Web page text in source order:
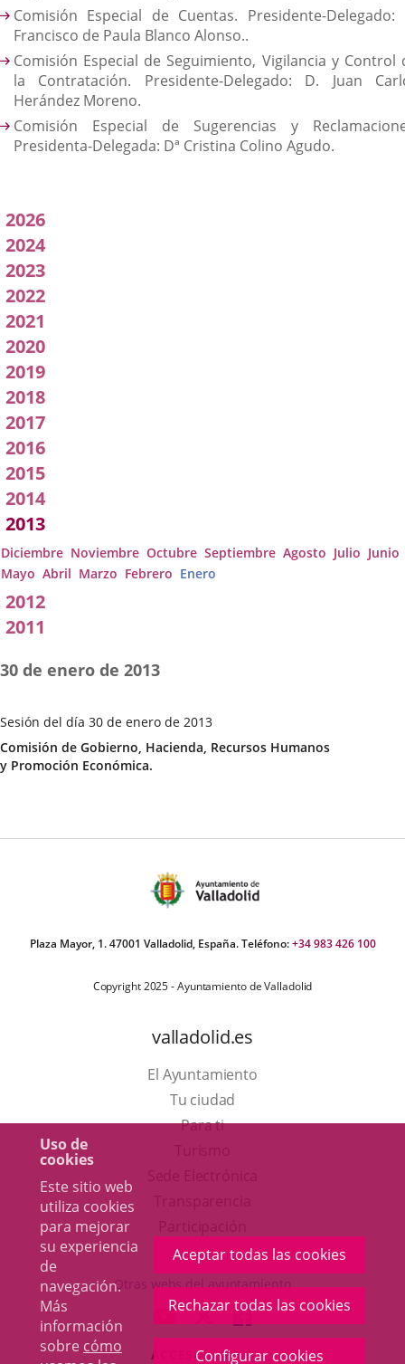
Uso de
cookies
Este sitio web
utiliza cookies
para mejorar
su experiencia
de
navegación.
Más
información
sobre cómo
Aceptar todas las cookies
Rechazar todas las cookies
Configurar cookies
Comisión Especial de Cuentas. Presidente-Delegado:
Francisco de Paula Blanco Alonso..
Comisión Especial de Seguimiento, Vigilancia y Control
la Contratación. Presidente-Delegado: D. Juan
Herández Moreno.
Comisión Especial de Sugerencias y
Presidenta-Delegada: Dª Cristina Colino Agudo.
2026
2024
2023
2022
2021
2020
2019
2018
2017
2016
2015
2014
2013
Diciembre Noviembre Octubre Septiembre Agosto Julio Junio
Mayo Abril Marzo Febrero Enero
2012
2011
Sesión del día 30 de enero de 2013
Fecha
de
la
30 de enero de 2013
Categoría
Comisión de Gobierno, Hacienda, Recursos Humanos
y Promoción Económica.
Plaza Mayor, 1. 47001 Valladolid, España. Teléfono:+34 983 426 100
Copyright 2025 - Ayuntamiento de Valladolid
valladolid.es
El Ayuntamiento
Tu ciudad
Para ti
en
una
ventana
nueva.
aplicación
externa.
Otras webs del ayuntamiento
ENLACE
A
ENLACE
A
ENLACE
A
ACCESIBILIDAD